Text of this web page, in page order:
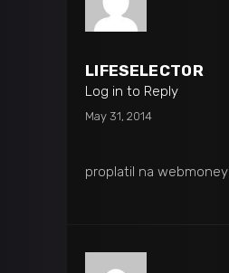
LIFESELECTOR
Log in to Reply
May 31, 2014
proplatil na webmoney